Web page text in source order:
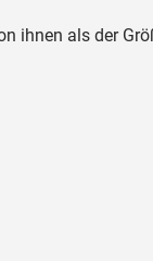
ihnen als der